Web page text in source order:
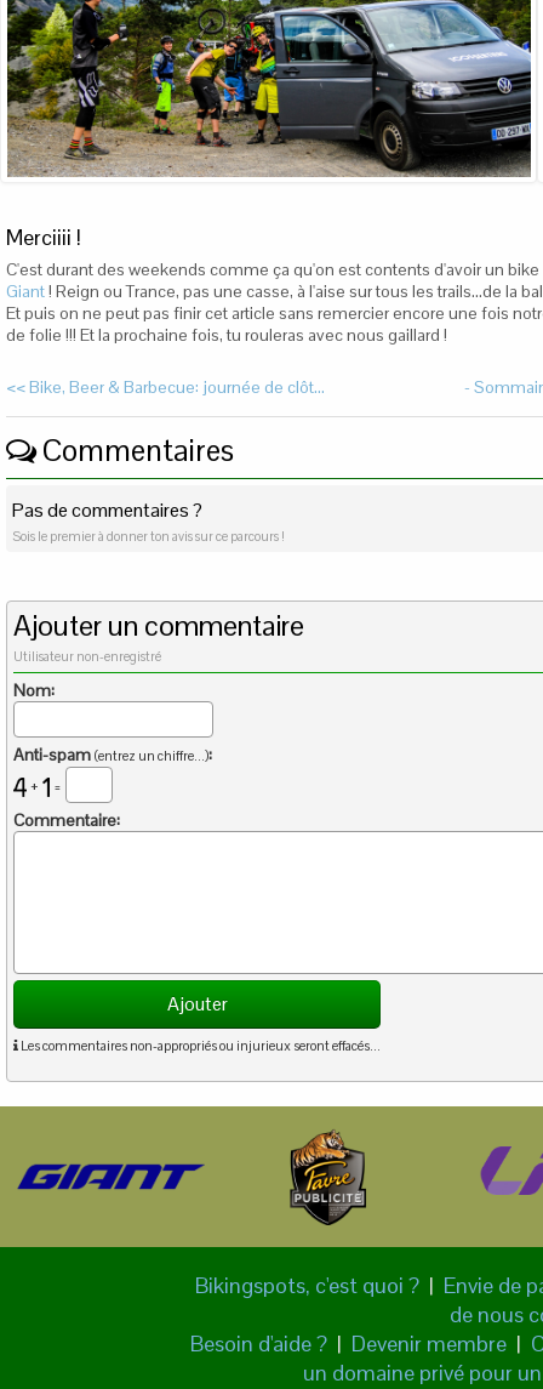
Merciiii !
C'est durant des weekends comme ça qu'on est contents d'avoir un
Giant! Reign ou Trance, pas une casse, à l'aise sur tous les trails...de la
Et puis on ne peut pas finir cet article sans remercier encore une fois
de folie !!! Et la prochaine fois, tu rouleras avec nous gaillard !
<< Bike, Beer & Barbecue: journée de clôt... -
Commentaires
Pas de commentaires ?
Sois le premier à donner ton avis sur ce parcours !
Ajouter un commentaire
Utilisateur non-enregistré
Nom:
Anti-spam (entrez un chiffre...):
+ =
Commentaire:
Ajouter
Les commentaires non-appropriés ou injurieux seront effacés...
Bikingspots, c'est quoi ?| Envie de
de nous
Besoin d'aide ?| Devenir membre|
un domaine privé pour